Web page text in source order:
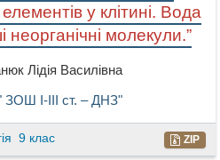
елементів у клітині. Вода
неорганічні молекули.”
Лідія Василівна
І-ІІІ ст. – ДНЗ"
9 клас ZIP